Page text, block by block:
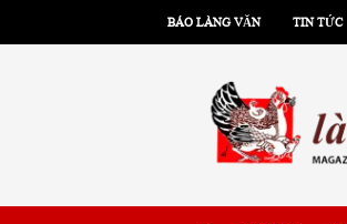
BÁO LÀNG VĂN TIN TỨC